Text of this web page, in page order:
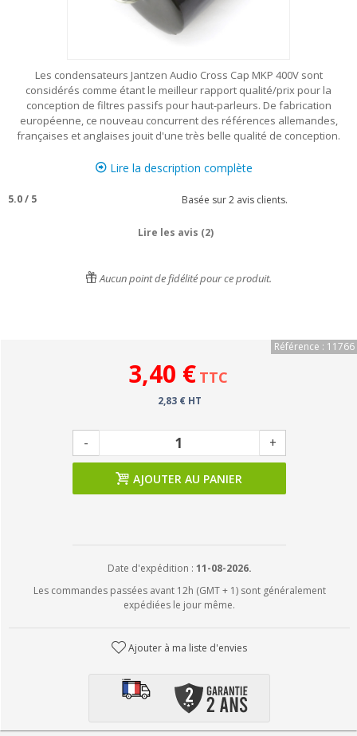
Les condensateurs Jantzen Audio Cross Cap MKP 400V sont
considérés comme étant le meilleur rapport qualité/prix pour la
conception de filtres passifs pour haut-parleurs. De fabrication
européenne, ce nouveau concurrent des références allemandes,
françaises et anglaises jouit d'une très belle qualité de conception.
Lire la description complète
5.0/ 5 Basée sur2 avis clients.
Lire les avis (2)
Aucun point de fidélité pour ce produit.
Référence : 11766
3,40 € TTC
2,83 € HT
- +
AJOUTER AU PANIER
Date d'expédition : 11-08-2026.
Les commandes passées avant 12h (GMT + 1) sont généralement
expédiées le jour même.
Ajouter à ma liste d'envies